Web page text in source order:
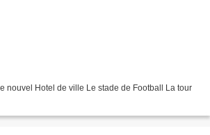
nouvel Hotel de ville Le stade de Football La tour